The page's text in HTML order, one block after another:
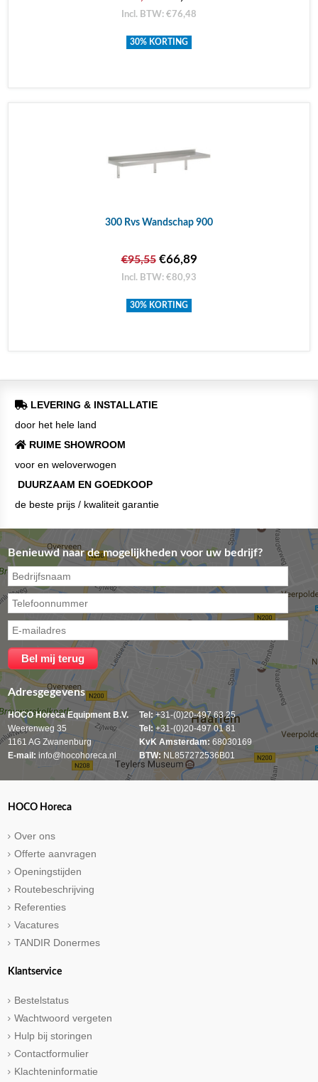
Incl. BTW: €76,48
30% KORTING
300 Rvs Wandschap 900
€95,55€66,89
Incl. BTW: €80,93
30% KORTING
LEVERING & INSTALLATIE
door het hele land
RUIME SHOWROOM
voor en weloverwogen
DUURZAAM EN GOEDKOOP
de beste prijs / kwaliteit garantie
Benieuwd naar de mogelijkheden voor uw bedrijf?
Adresgegevens
HOCO Horeca Equipment B.V.
Weerenweg 35
1161 AG Zwanenburg
E-mail: info@hocohoreca.nl
Tel:+31-(0)20-497 63 25
Tel:+31-(0)20-497 01 81
KvK Amsterdam: 68030169
BTW: NL857272536B01
HOCO Horeca
Over ons
Offerte aanvragen
Openingstijden
Routebeschrijving
Referenties
Vacatures
TANDIR Donermes
Klantservice
Bestelstatus
Wachtwoord vergeten
Hulp bij storingen
Contactformulier
Klachteninformatie